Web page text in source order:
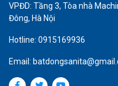
VPĐD: Tầng 3, Tòa nhà
Đông, Hà Nội
Hotline: 0915169936
Email: